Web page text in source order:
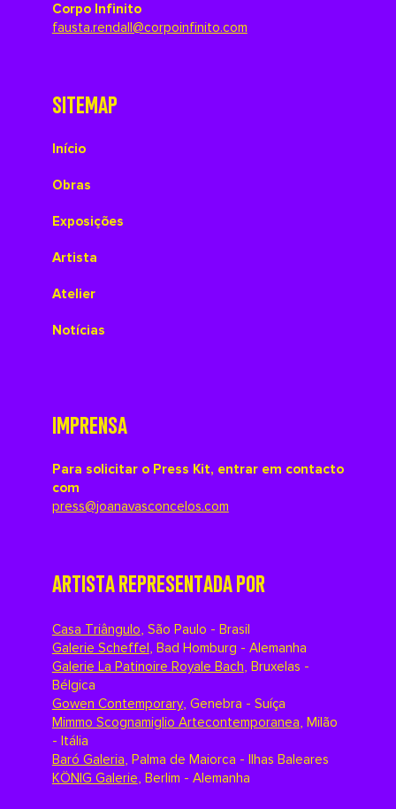
Corpo Infinito
fausta.rendall@corpoinfinito.com
SITEMAP
Início
Obras
Exposições
Artista
Atelier
Notícias
IMPRENSA
Para solicitar o Press Kit, entrar em contacto
com
press@joanavasconcelos.com
ARTISTA REPRESENTADA POR
Casa Triângulo, São Paulo - Brasil
Galerie Scheffel, Bad Homburg - Alemanha
Galerie La Patinoire Royale Bach, Bruxelas -
Bélgica
Gowen Contemporary, Genebra - Suíça
Mimmo Scognamiglio Artecontemporanea, Milão
- Itália
Baró Galeria, Palma de Maiorca - Ilhas Baleares
KÖNIG Galerie, Berlim - Alemanha